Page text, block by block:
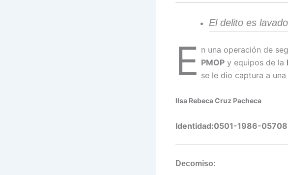
El delito es
E n una operación de
PMOP y equipos de la
se le dio captura a
Ilsa Rebeca Cruz Pacheca
Identidad:0501-1986-05708
Decomiso: